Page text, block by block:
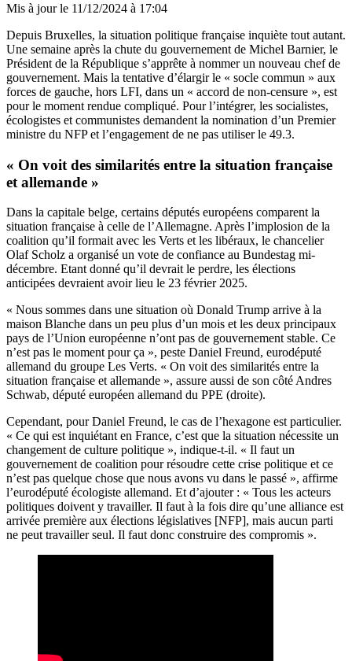
Mis à jour le 11/12/2024 à 17:04
Depuis Bruxelles, la situation politique française inquiète tout autant.
Une semaine après la chute du gouvernement de Michel Barnier, le
Président de la République s’apprête à nommer un nouveau chef de
gouvernement. Mais la tentative d’élargir le « socle commun » aux
forces de gauche, hors LFI, dans un « accord de non-censure », est
pour le moment rendue compliqué. Pour l’intégrer, les socialistes,
écologistes et communistes demandent la nomination d’un Premier
ministre du NFP et l’engagement de ne pas utiliser le 49.3.
« On voit des similarités entre la situation française
et allemande »
Dans la capitale belge, certains députés européens comparent la
situation française à celle de l’Allemagne. Après l’implosion de la
coalition qu’il formait avec les Verts et les libéraux, le chancelier
Olaf Scholz a organisé un vote de confiance au Bundestag mi-
décembre. Etant donné qu’il devrait le perdre, les élections
anticipées devraient avoir lieu le 23 février 2025.
« Nous sommes dans une situation où Donald Trump arrive à la
maison Blanche dans un peu plus d’un mois et les deux principaux
pays de l’Union européenne n’ont pas de gouvernement stable. Ce
n’est pas le moment pour ça », peste Daniel Freund, eurodéputé
allemand du groupe Les Verts. « On voit des similarités entre la
situation française et allemande », assure aussi de son côté Andres
Schwab, député européen allemand du PPE (droite).
Cependant, pour Daniel Freund, le cas de l’hexagone est particulier.
« Ce qui est inquiétant en France, c’est que la situation nécessite un
changement de culture politique », indique-t-il. « Il faut un
gouvernement de coalition pour résoudre cette crise politique et ce
n’est pas quelque chose que nous avons vu dans le passé », affirme
l’eurodéputé écologiste allemand. Et d’ajouter : « Tous les acteurs
politiques doivent y travailler. Il faut à la fois dire qu’une alliance est
arrivée première aux élections législatives [NFP], mais aucun parti
ne peut travailler seul. Il faut donc construire des compromis ».